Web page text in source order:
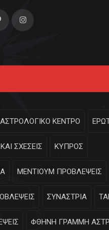
ΑΣΤΡΟΛΟΓΙΚΟ ΚΕΝΤΡΟ
ΣΧΕΣΕΙΣ ΚΥΠΡΟΣ
ΜΕΝΤΙΟΥΜ ΠΡΟΒΛΕΨΕΙΣ
ΣΥΝΑΣΤΡΙΑ
ΦΘΗΝΗ ΓΡΑΜΜΗ